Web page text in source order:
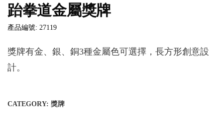
跆拳道金屬獎牌
產品編號: 27119
獎牌有金、銀、銅3種金屬色可選擇，長方形創意設
計。
CATEGORY: 獎牌